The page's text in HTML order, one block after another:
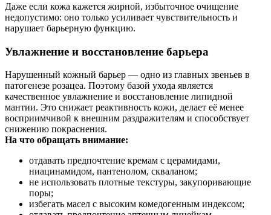
Даже если кожа кажется жирной, избыточное очищение
недопустимо: оно только усиливает чувствительность и
нарушает барьерную функцию.
Увлажнение и восстановление барьера
Нарушенный кожный барьер — одно из главных звеньев в
патогенезе розацеа. Поэтому базой ухода является
качественное увлажнение и восстановление липидной
мантии. Это снижает реактивность кожи, делает её менее
восприимчивой к внешним раздражителям и способствует
снижению покраснения.
На что обращать внимание:
отдавать предпочтение кремам с церамидами,
ниацинамидом, пантенолом, скваланом;
не использовать плотные текстуры, закупоривающие
поры;
избегать масел с высоким комедогенным индексом;